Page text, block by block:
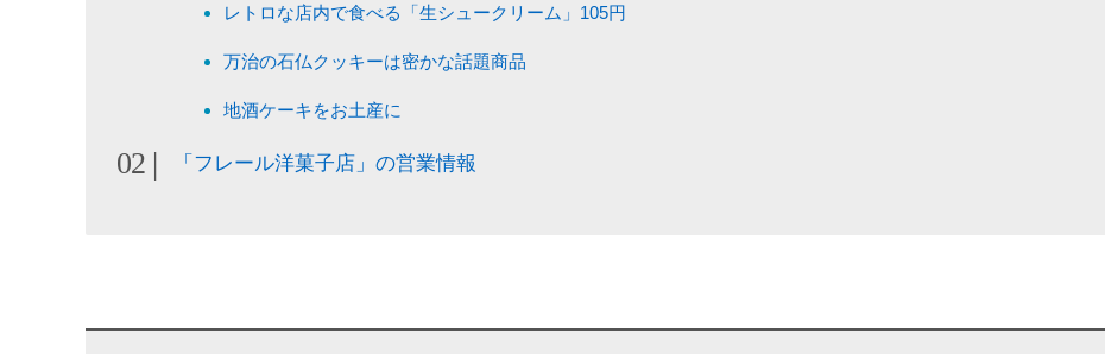
レトロな店内で食べる「生シュークリーム」105円
万治の石仏クッキーは密かな話題商品
地酒ケーキをお土産に
「フレール洋菓子店」の営業情報